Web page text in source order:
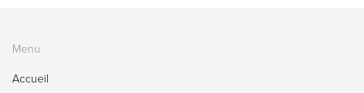
Menu
Accueil